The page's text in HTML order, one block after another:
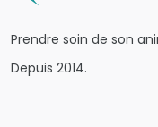
Prendre soin de son
Depuis 2014.